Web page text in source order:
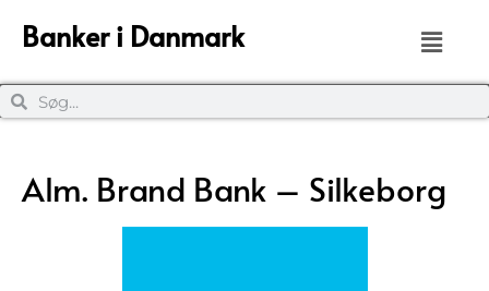
Banker i Danmark
Alm. Brand Bank – Silkeborg